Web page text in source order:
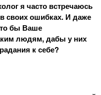
я часто встречаюсь
своих ошибках. И даже
бы Ваше
людям, дабы у них
к себе?